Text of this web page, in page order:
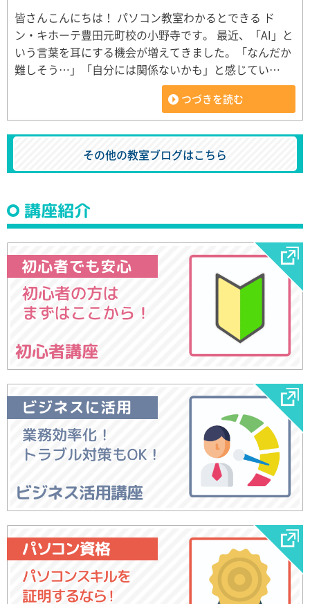
皆さんこんにちは！ パソコン教室わかるとできる ド
ン・キホーテ豊田元町校の小野寺です。 最近、「AI」と
いう言葉を耳にする機会が増えてきました。「なんだか
難しそう…」「自分には関係ないかも」と感じてい…
つづきを読む
その他の教室ブログはこちら
講座紹介
初心者講座
ビジネス活用講座